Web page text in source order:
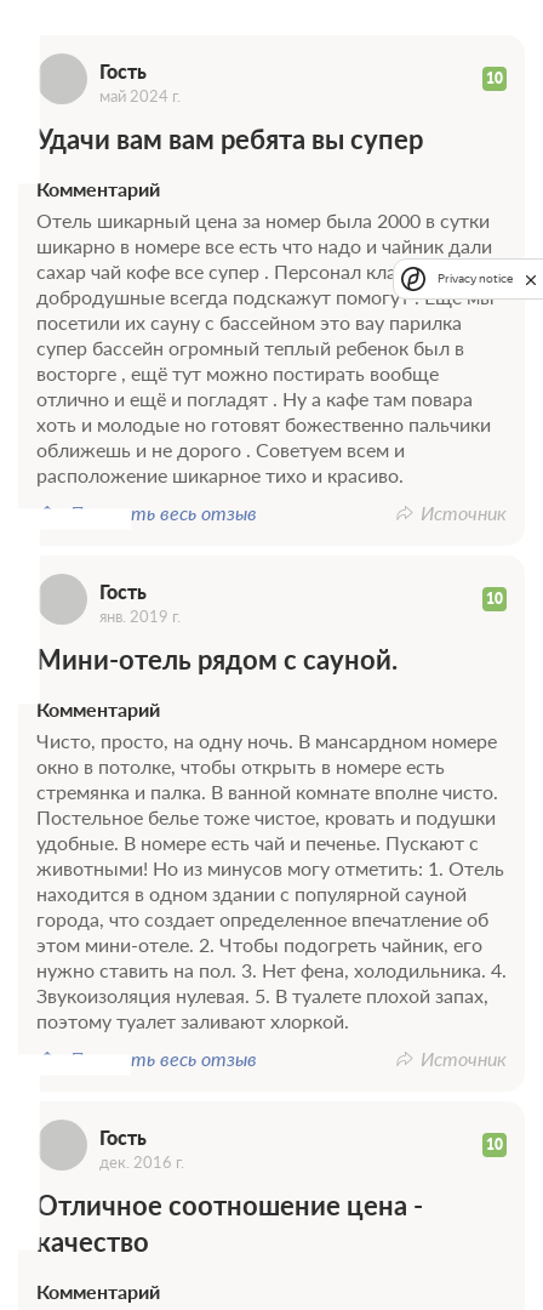
Уютный номер с двумя раздельными кроватями. Номер оснащен
всем необходимым для комфортного проживания. В ванной
принадлежности. В номере мансардное окно( в потолке).
Сплит-система
2 гостя
Моментальное подтверждение
В стоимость входит:
Выгодный тариф, Без питания
Бесплатная отмена до 19 августа 2026 23:59; При отмене
оплата не возвращается с 20 августа 2026 00:00
Требуется внесение 100% предоплаты на условиях 10%
сейчас и 90% до 17.08.2026, 14:00
Недостаточно мест Забронировать
Гость 10
май 2024 г.
Удачи вам вам ребята вы супер
Комментарий
Отель шикарный цена за номер была 2000 в сутки
шикарно в номере все есть что надо и чайник дали
сахар чай кофе все супер . Персонал класс девочки
добродушные всегда подскажут помогут . Ещё мы
посетили их сауну с бассейном это вау парилка
супер бассейн огромный теплый ребенок был в
восторге , ещё тут можно постирать вообще
отлично и ещё и погладят . Ну а кафе там повара
хоть и молодые но готовят божественно пальчики
оближешь и не дорого . Советуем всем и
расположение шикарное тихо и красиво.
Показать весь отзыв
Источник
Гость 10
янв. 2019 г.
Мини-отель рядом с сауной.
Комментарий
Чисто, просто, на одну ночь. В мансардном номере
окно в потолке, чтобы открыть в номере есть
стремянка и палка. В ванной комнате вполне чисто.
Постельное белье тоже чистое, кровать и подушки
удобные. В номере есть чай и печенье. Пускают с
животными! Но из минусов могу отметить: 1. Отель
находится в одном здании с популярной сауной
города, что создает определенное впечатление об
этом мини-отеле. 2. Чтобы подогреть чайник, его
нужно ставить на пол. 3. Нет фена, холодильника. 4.
Звукоизоляция нулевая. 5. В туалете плохой запах,
поэтому туалет заливают хлоркой.
Показать весь отзыв
Источник
Гость 10
дек. 2016 г.
Отличное соотношение цена -
качество
Комментарий
Privacy notice